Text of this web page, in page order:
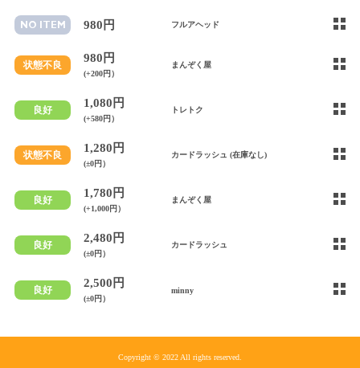
NO ITEM 980円 フルアヘッド
状態不良
980円
(+200円）
まんぞく屋
良好
1,080円
(+580円）
トレトク
状態不良
1,280円
(±0円）
カードラッシュ (在庫なし)
良好
1,780円
(+1,000円）
まんぞく屋
良好
2,480円
(±0円）
カードラッシュ
良好
2,500円
(±0円）
minny
Copyright © 2022 All rights reserved.